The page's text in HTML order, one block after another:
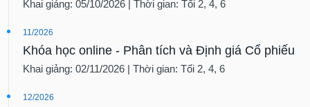
Khai giảng: 05/10/2026 | Thời gian: Tối 2, 4, 6
11/2026
Khóa học online - Phân tích và Định giá Cổ phiếu
Khai giảng: 02/11/2026 | Thời gian: Tối 2, 4, 6
12/2026